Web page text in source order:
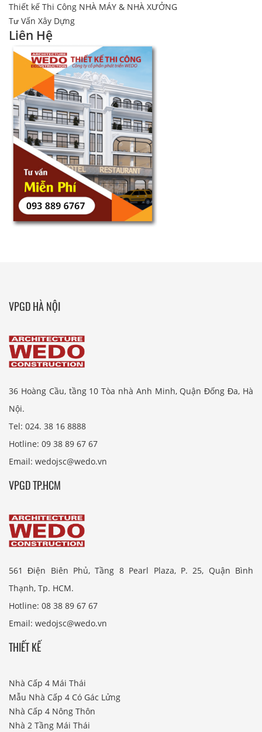
Thiết kế Thi Công NHÀ MÁY & NHÀ XƯỞNG
Tư Vấn Xây Dựng
Liên Hệ
VPGD HÀ NỘI
36 Hoàng Cầu, tầng 10 Tòa nhà Anh Minh, Quận Đống Đa, Hà
Nội.
Tel: 024. 38 16 8888
Hotline: 09 38 89 67 67
Email: wedojsc@wedo.vn
VPGD TP.HCM
561 Điện Biên Phủ, Tầng 8 Pearl Plaza, P. 25, Quận Bình
Thạnh, Tp. HCM.
Hotline: 08 38 89 67 67
Email: wedojsc@wedo.vn
THIẾT KẾ
Nhà Cấp 4 Mái Thái
Mẫu Nhà Cấp 4 Có Gác Lửng
Nhà Cấp 4 Nông Thôn
Nhà 2 Tầng Mái Thái